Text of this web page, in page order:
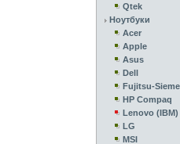
Qtek
Ноутбуки
Acer
Apple
Asus
Dell
Fujitsu-
HP Compaq
Lenovo (IBM)
LG
MSI